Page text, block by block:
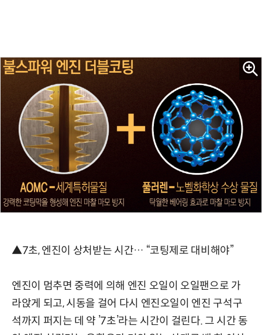
▲7초, 엔진이 상처받는 시간… “코팅제로 대비해야”
엔진이 멈추면 중력에 의해 엔진 오일이 오일팬으로 가
라앉게 되고, 시동을 걸어 다시 엔진오일이 엔진 구석구
석까지 퍼지는 데 약 ’7초’라는 시간이 걸린다. 그 시간 동